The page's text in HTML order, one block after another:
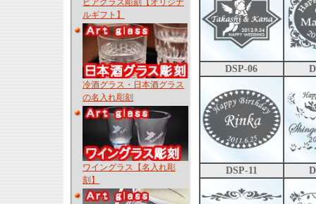
ビアグラス彫刻【オリジナ
ルギフト】
冷酒グラス・日本酒グラス
の名入れ彫刻
ワイングラス【名入れ彫
刻】
DSP-06
DSP-11